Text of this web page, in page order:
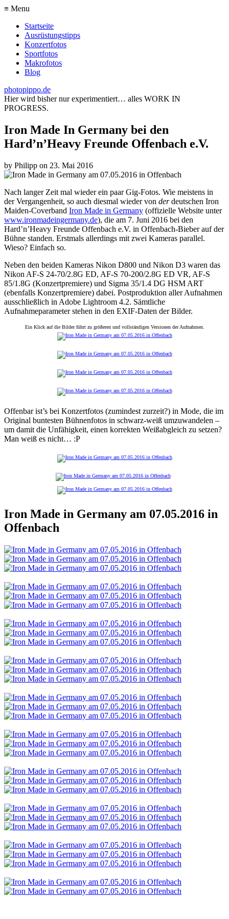
≡ Menu
Startseite
Ausrüstungstipps
Konzertfotos
Sportfotos
Makrofotos
Blog
photopippo.de
Hier wird bisher nur experimentiert… alles WORK IN
PROGRESS.
Iron Made In Germany bei den
Hard’n’Heavy Freunde Offenbach e.V.
by Philipp on 23. Mai 2016
Nach langer Zeit mal wieder ein paar Gig-Fotos. Wie meistens in
der Vergangenheit, so auch diesmal wieder von derdeutschen Iron
Maiden-Coverband Iron Made in Germany (offizielle Website unter
www.ironmadeingermany.de), die am 7. Juni 2016 bei den
Hard’n’Heavy Freunde Offenbach e.V. in Offenbach-Bieber auf der
Bühne standen. Erstmals allerdings mit zwei Kameras parallel.
Wieso? Einfach so.
Neben den beiden Kameras Nikon D800 und Nikon D3 waren das
Nikon AF-S 24-70/2.8G ED, AF-S 70-200/2.8G ED VR, AF-S
85/1.8G (Konzertpremiere) und Sigma 35/1.4 DG HSM ART
(ebenfalls Konzertpremiere) dabei. Postproduktion aller Aufnahmen
ausschließlich in Adobe Lightroom 4.2. Sämtliche
Aufnahmeparameter stehen in den EXIF-Daten der Bilder.
Ein Klick auf die Bilder führt zu größeren und vollständigen Versionen der Aufnahmen.
Offenbar ist’s bei Konzertfotos (zumindest zurzeit?) in Mode, die im
Original buntesten Bühnenfotos in schwarz-weiß umzuwandelen –
um damit die Unfähigkeit, einen korrekten Weißabgleich zu setzen?
Man weiß es nicht… :P
Iron Made in Germany am 07.05.2016 in
Offenbach